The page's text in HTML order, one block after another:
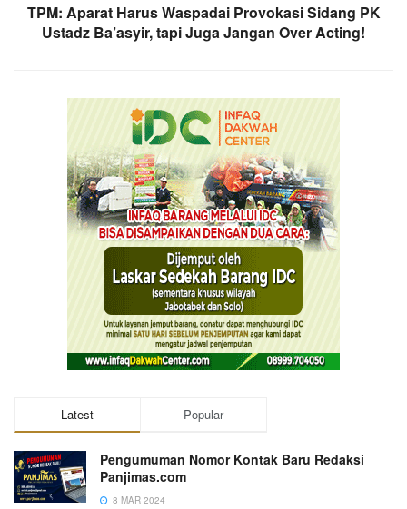
TPM: Aparat Harus Waspadai Provokasi Sidang PK
Ustadz Ba’asyir, tapi Juga Jangan Over Acting!
Latest Popular
Pengumuman Nomor Kontak Baru Redaksi
Panjimas.com
8 MAR 2024